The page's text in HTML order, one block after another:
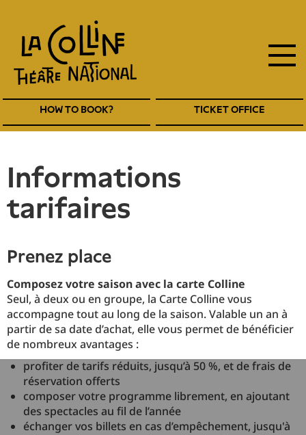
main
content
entête
HOW TO BOOK? TICKET OFFICE
navigation
EN
informations
tarifaires
Prenez place
Composez votre saison avec la carte Colline
Seul, à deux ou en groupe, la Carte Colline vous
accompagne tout au long de la saison. Valable un an à
partir de sa date d’achat, elle vous permet de bénéficier
de nombreux avantages :
profiter de tarifs réduits, jusqu’à 50 %, et de frais de
réservation offerts
composer votre programme librement, en ajoutant
des spectacles au fil de l’année
échanger vos billets en cas d’empêchement, jusqu'à